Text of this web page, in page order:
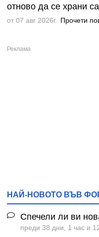
отново да се храни
от 07 авг 2026г. Прочети
НАЙ-НОВОТО ВЪВ
Спечели ли ви
преди 38 дни, 1 час и